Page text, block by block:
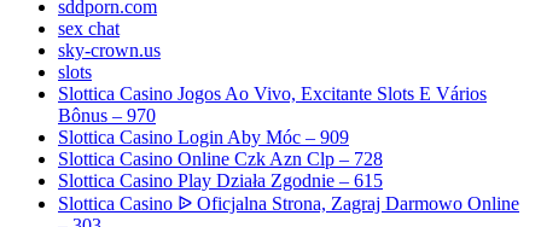
sddporn.com
sex chat
sky-crown.us
slots
Slottica Casino Jogos Ao Vivo, Excitante Slots E Vários
Bônus – 970
Slottica Casino Login Aby Móc – 909
Slottica Casino Online Czk Azn Clp – 728
Slottica Casino Play Działa Zgodnie – 615
Slottica Casino ᐉ Oficjalna Strona, Zagraj Darmowo Online